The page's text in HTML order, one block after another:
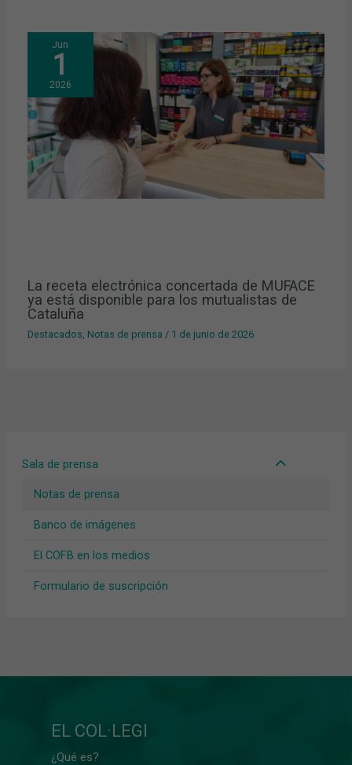
Sala de prensa
Notas de prensa
Banco de imágenes
El COFB en los medios
Formulario de suscripción
Jun
1
2026
La receta electrónica concertada de MUFACE
ya está disponible para los mutualistas de
Cataluña
Destacados Notas de prensa / 1 de junio de 2026
EL COL·LEGI
¿Qué es?